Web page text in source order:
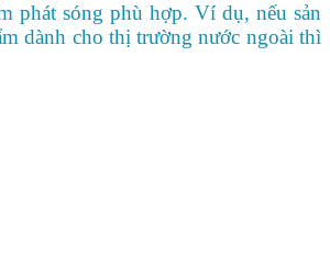
phát sóng phù hợp. Ví dụ, nếu sản
dành cho thị trường nước ngoài thì